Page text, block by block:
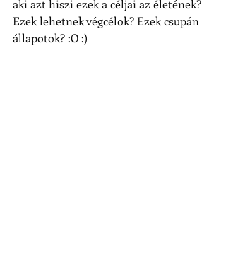
aki azt hiszi ezek a céljai az életének?
Ezek lehetnek végcélok? Ezek csupán
állapotok? :O :)